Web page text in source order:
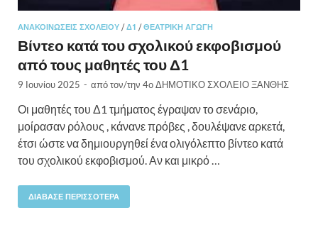
ΑΝΑΚΟΙΝΏΣΕΙΣ ΣΧΟΛΕΊΟΥ /Δ1 /ΘΕΑΤΡΙΚΉ ΑΓΩΓΉ
Βίντεο κατά του σχολικού εκφοβισμού
από τους μαθητές του Δ1
9 Ιουνίου 2025 - από τον/την 4ο ΔΗΜΟΤΙΚΟ ΣΧΟΛΕΙΟ ΞΑΝΘΗΣ
Οι μαθητές του Δ1 τμήματος έγραψαν το σενάριο,
μοίρασαν ρόλους , κάνανε πρόβες , δουλέψανε αρκετά,
έτσι ώστε να δημιουργηθεί ένα ολιγόλεπτο βίντεο κατά
του σχολικού εκφοβισμού. Αν και μικρό …
ΔΙΆΒΑΣΕ ΠΕΡΙΣΣΌΤΕΡΑ